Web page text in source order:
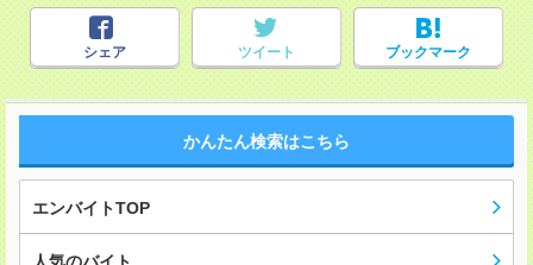
シェア ツイート ブックマーク
かんたん検索はこちら
エンバイトTOP